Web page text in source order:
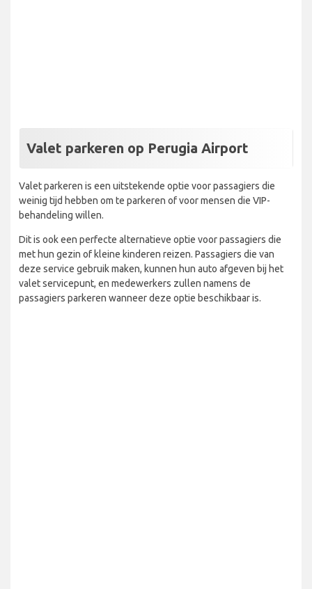
Valet parkeren op Perugia Airport
Valet parkeren is een uitstekende optie voor passagiers die
weinig tijd hebben om te parkeren of voor mensen die VIP-
behandeling willen.
Dit is ook een perfecte alternatieve optie voor passagiers die
met hun gezin of kleine kinderen reizen. Passagiers die van
deze service gebruik maken, kunnen hun auto afgeven bij het
valet servicepunt, en medewerkers zullen namens de
passagiers parkeren wanneer deze optie beschikbaar is.